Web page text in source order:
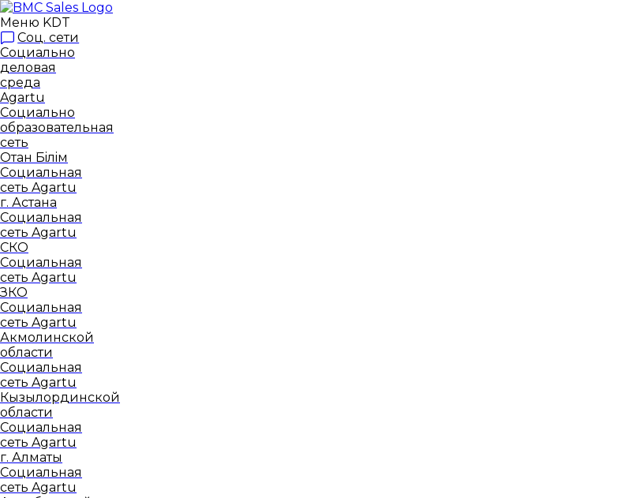
Меню KDT
Соц. сети
Социально
деловая
среда
Agartu
Социально
образовательная
сеть
Отан Бiлiм
Социальная
сеть Agartu
г. Астана
Социальная
сеть Agartu
СКО
Социальная
сеть Agartu
ЗКО
Социальная
сеть Agartu
Акмолинской
области
Социальная
сеть Agartu
Кызылординской
области
Социальная
сеть Agartu
г. Алматы
Социальная
сеть Agartu